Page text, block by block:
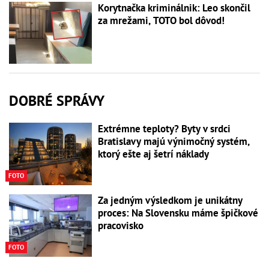
Korytnačka kriminálnik: Leo skončil
za mrežami, TOTO bol dôvod!
DOBRÉ SPRÁVY
FOTO
Extrémne teploty? Byty v srdci
Bratislavy majú výnimočný systém,
ktorý ešte aj šetrí náklady
FOTO
Za jedným výsledkom je unikátny
proces: Na Slovensku máme špičkové
pracovisko